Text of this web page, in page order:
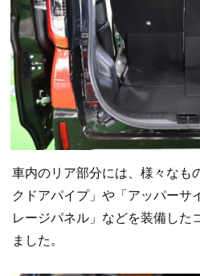
車内のリア部分には、様々なも
クドアパイプ」や「アッパーサ
レージパネル」などを装備した
ました。